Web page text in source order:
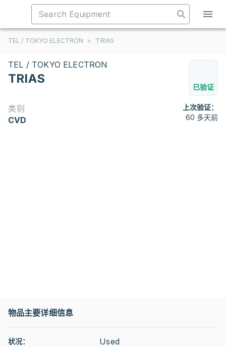
TEL / TOKYO ELECTRON > TRIAS
TEL / TOKYO ELECTRON
TRIAS
已验证
类别
CVD
上次验证：
60 多天前
物品主要详细信息
状况： Used